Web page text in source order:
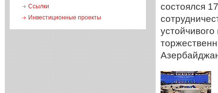
Ссылки
Инвестиционные проекты
состоялся